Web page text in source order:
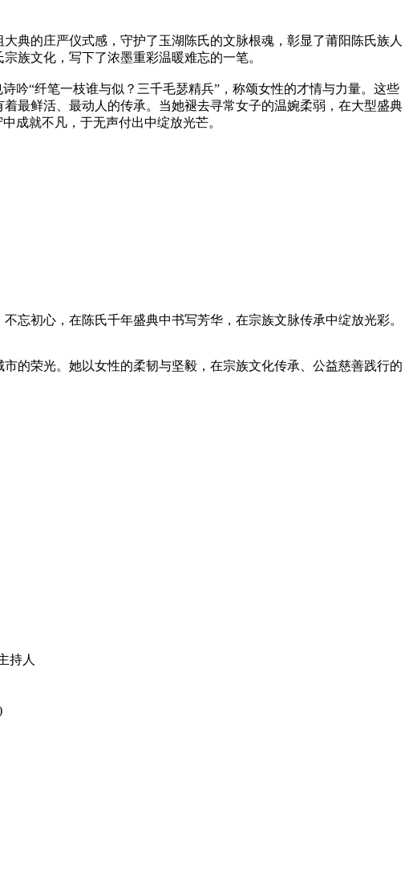
典的庄严仪式感，守护了玉湖陈氏的文脉根魂，彰显了莆阳陈氏族人
族文化，写下了浓墨重彩温暖难忘的一笔。
吟“纤笔一枝谁与似？三千毛瑟精兵”，称颂女性的才情与力量。这些
最鲜活、最动人的传承。 当她褪去寻常女子的温婉柔弱，在大型盛典
成就不凡，于无声付出中绽放光芒。
忘初心，在陈氏千年盛典中书写芳华，在宗族文脉传承中绽放光彩。
的荣光。她以女性的柔韧与坚毅，在宗族文化传承、公益慈善践行的
持人